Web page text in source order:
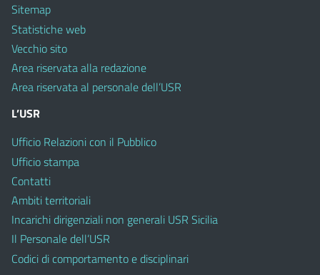
Sitemap
Statistiche web
Vecchio sito
Area riservata alla redazione
Area riservata al personale dell’USR
L’USR
Ufficio Relazioni con il Pubblico
Ufficio stampa
Contatti
Ambiti territoriali
Incarichi dirigenziali non generali USR Sicilia
Il Personale dell’USR
Codici di comportamento e disciplinari